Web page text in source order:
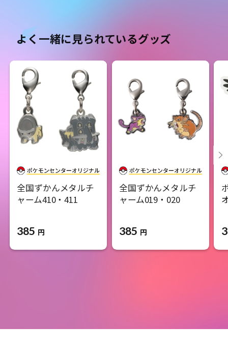
よく一緒に見られているグッズ
全国ずかんメタルチ
ャーム410・411
385 円
全国ずかんメタルチ
ャーム019・020​
385 円